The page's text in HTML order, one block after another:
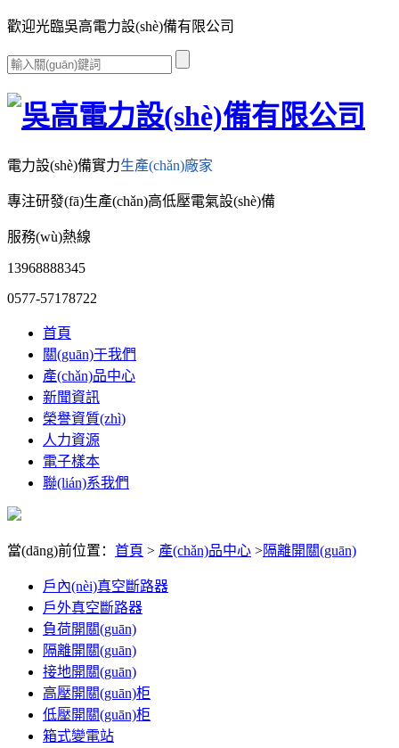
歡迎光臨吳高電力設(shè)備有限公司
電力設(shè)備實力生產(chǎn)廠家
專注研發(fā)生產(chǎn)高低壓電氣設(shè)備
服務(wù)熱線
13968888345
0577-57178722
首頁
關(guān)于我們
產(chǎn)品中心
新聞資訊
榮譽資質(zhì)
人力資源
電子樣本
聯(lián)系我們
當(dāng)前位置： 首頁 > 產(chǎn)品中心 >隔離開關(guān)
戶內(nèi)真空斷路器
戶外真空斷路器
負荷開關(guān)
隔離開關(guān)
接地開關(guān)
高壓開關(guān)柜
低壓開關(guān)柜
箱式變電站